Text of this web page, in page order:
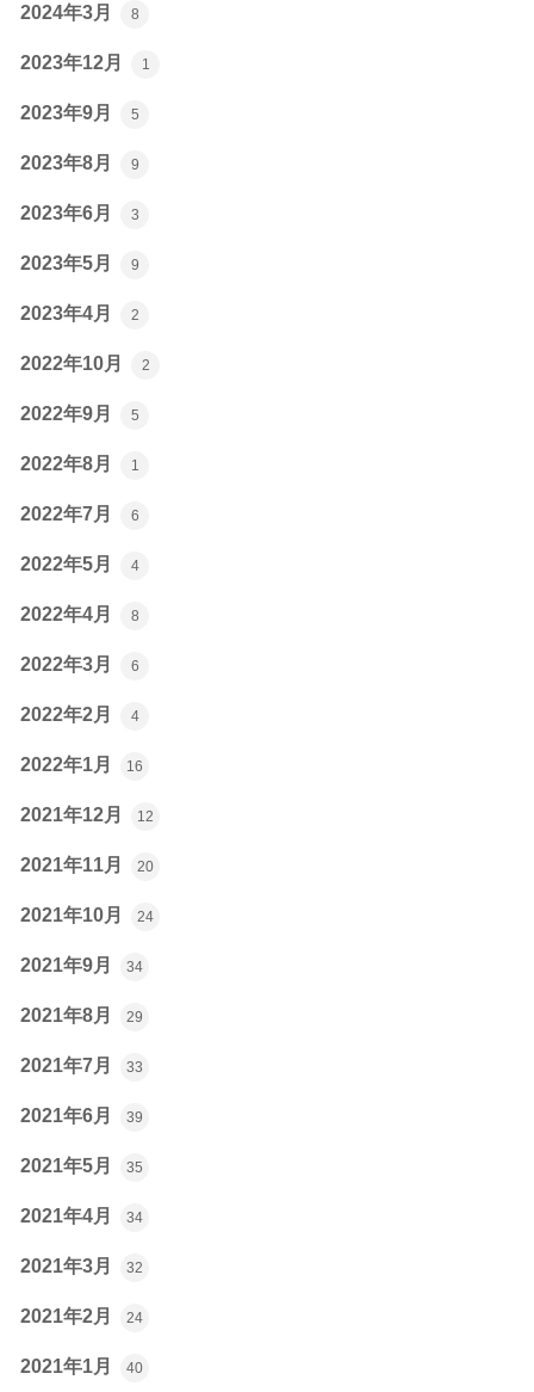
2024年3月 8
2023年12月 1
2023年9月 5
2023年8月 9
2023年6月 3
2023年5月 9
2023年4月 2
2022年10月 2
2022年9月 5
2022年8月 1
2022年7月 6
2022年5月 4
2022年4月 8
2022年3月 6
2022年2月 4
2022年1月 16
2021年12月 12
2021年11月 20
2021年10月 24
2021年9月 34
2021年8月 29
2021年7月 33
2021年6月 39
2021年5月 35
2021年4月 34
2021年3月 32
2021年2月 24
2021年1月 40